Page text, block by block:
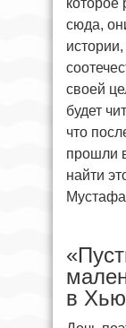
сюда,
своей
будет
что
прошли
найти
в